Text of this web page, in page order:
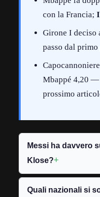
con la Francia;
Girone I deciso
passo dal
Mbappé 4,20
prossimo
Messi ha davvero
Klose?
Quali nazionali si